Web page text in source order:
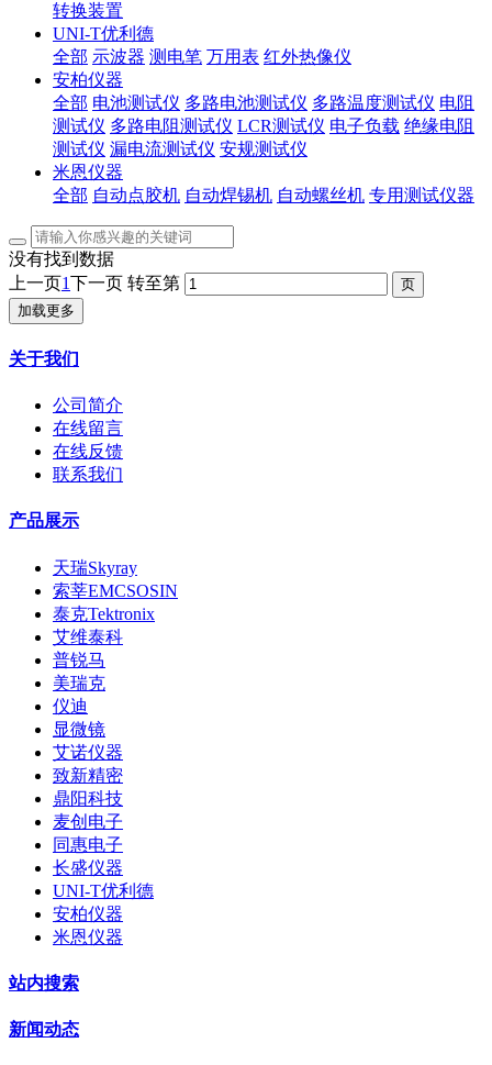
转换装置
UNI-T优利德
全部 示波器 测电笔 万用表 红外热像仪
安柏仪器
全部 电池测试仪 多路电池测试仪 多路温度测试仪 电阻
测试仪 多路电阻测试仪 LCR测试仪 电子负载 绝缘电阻
测试仪 漏电流测试仪 安规测试仪
米恩仪器
全部 自动点胶机 自动焊锡机 自动螺丝机 专用测试仪器
没有找到数据
上一页1下一页 转至第
加载更多
关于我们
公司简介
在线留言
在线反馈
联系我们
产品展示
天瑞Skyray
索莘EMCSOSIN
泰克Tektronix
艾维泰科
普锐马
美瑞克
仪迪
显微镜
艾诺仪器
致新精密
鼎阳科技
麦创电子
同惠电子
长盛仪器
UNI-T优利德
安柏仪器
米恩仪器
站内搜索
新闻动态